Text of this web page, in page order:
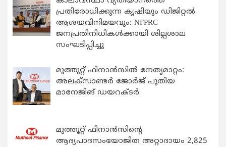
പ്രതിരോധിക്കുന്ന കൃഷിയും ഡിജിറ്റൽ
ആശയവിനിമയവും: NFPRC
ജനപ്രതിനിധികൾക്കായി ശില്പശാല
സംഘടിപ്പിച്ചു
മുത്തൂറ്റ് ഫിനാൻസിൽ നേതൃമാറ്റം:
അലക്സാണ്ടർ ജോർജ് പുതിയ
മാനേജിങ് ഡയറക്ടർ
മുത്തൂറ്റ് ഫിനാൻസിന്റെ
ആദ്യപാദസംയോജിത അറ്റാദായം 2,825